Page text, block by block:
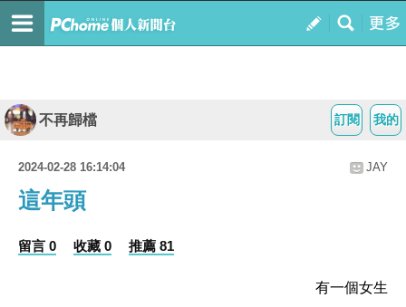
我的
訂閱
不再歸檔
2024-02-28 16:14:04 JAY
這年頭
留言 0 收藏 0 推薦 81
有一個女生